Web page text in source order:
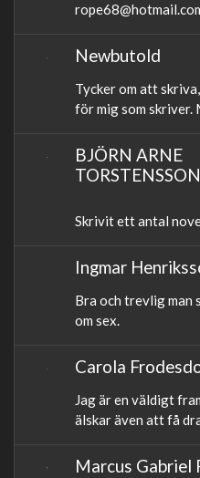
Newbutold
Tycker om att
för mig som
BJÖRN ARNE
TORSTENSSON
Skrivit ett antal
Ingmar
Bra och trevlig man
om sex.
Carola
Jag är en väldigt
älskar även att få
Marcus Gabriel